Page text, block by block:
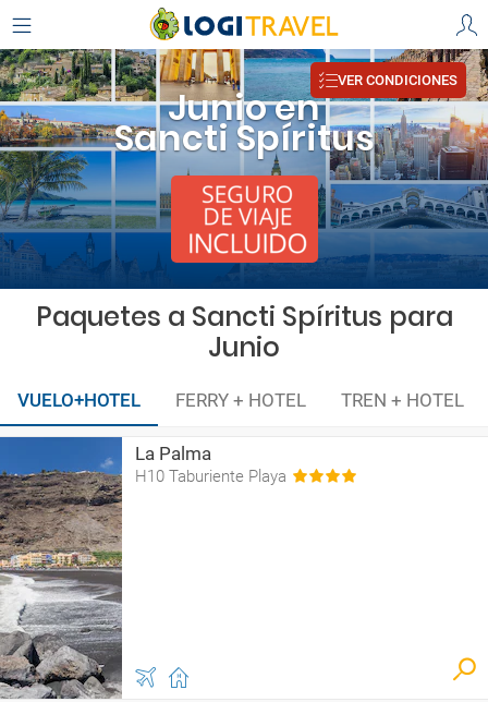
Junio en
Sancti Spíritus
VER CONDICIONES
Paquetes a Sancti Spíritus para
Junio
VUELO+HOTEL FERRY + HOTEL TREN + HOTEL
La Palma
H10 Taburiente Playa